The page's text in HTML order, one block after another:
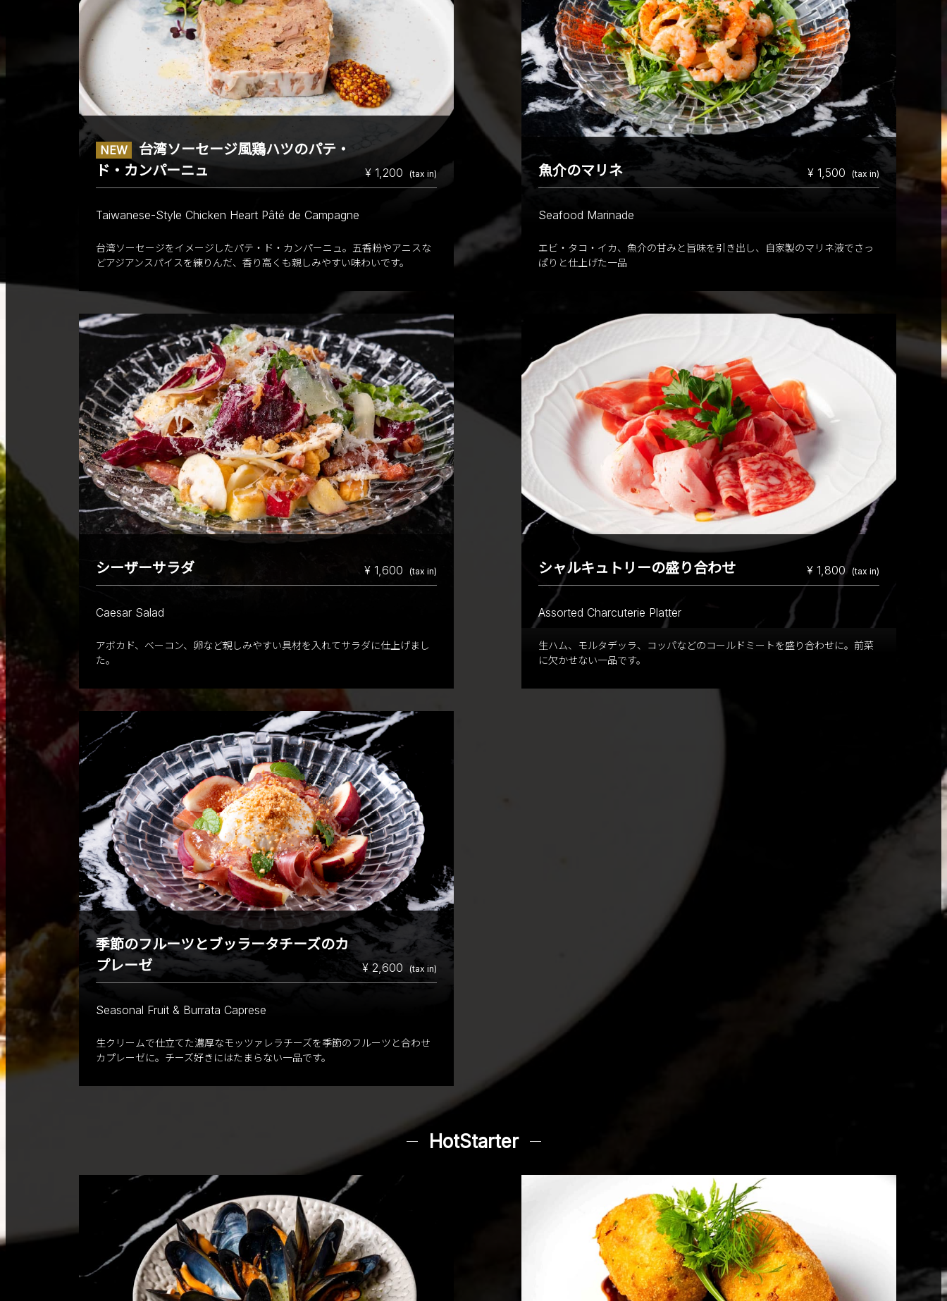
NEW
台湾ソーセージ風鶏ハツのパテ・
ド・カンパーニュ
¥ 1,200 (tax in)
Taiwanese-Style Chicken Heart Pâté de Campagne
台湾ソーセージをイメージしたパテ・ド・カンパーニュ。五香粉やアニスな
どアジアンスパイスを練りんだ、香り高くも親しみやすい味わいです。
魚介のマリネ ¥ 1,500 (tax in)
Seafood Marinade
エビ・タコ・イカ、魚介の甘みと旨味を引き出し、自家製のマリネ液でさっ
ぱりと仕上げた一品
シーザーサラダ ¥ 1,600 (tax in)
Caesar Salad
アボカド、ベーコン、卵など親しみやすい具材を入れてサラダに仕上げまし
た。
シャルキュトリーの盛り合わせ ¥ 1,800 (tax in)
Assorted Charcuterie Platter
生ハム、モルタデッラ、コッパなどのコールドミートを盛り合わせに。前菜
に欠かせない一品です。
季節のフルーツとブッラータチーズのカ
プレーゼ
¥ 2,600 (tax in)
Seasonal Fruit & Burrata Caprese
生クリームで仕立てた濃厚なモッツァレラチーズを季節のフルーツと合わせ
カプレーゼに。チーズ好きにはたまらない一品です。
HotStarter